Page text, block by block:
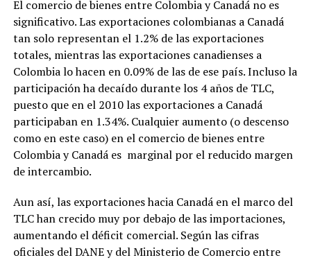
El comercio de bienes entre Colombia y Canadá no es
significativo. Las exportaciones colombianas a Canadá
tan solo representan el 1.2% de las exportaciones
totales, mientras las exportaciones canadienses a
Colombia lo hacen en 0.09% de las de ese país. Incluso la
participación ha decaído durante los 4 años de TLC,
puesto que en el 2010 las exportaciones a Canadá
participaban en 1.34%. Cualquier aumento (o descenso
como en este caso) en el comercio de bienes entre
Colombia y Canadá es marginal por el reducido margen
de intercambio.
Aun así, las exportaciones hacia Canadá en el marco del
TLC han crecido muy por debajo de las importaciones,
aumentando el déficit comercial. Según las cifras
oficiales del DANE y del Ministerio de Comercio entre